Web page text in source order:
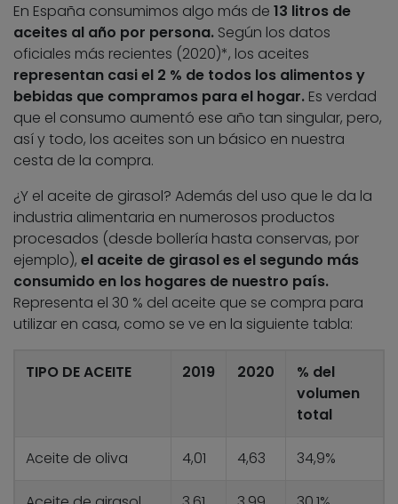
En España consumimos algo más de 13 litros de
aceites al año por persona. Según los datos
oficiales más recientes (2020)*, los aceites
representan casi el 2 % de todos los alimentos y
bebidas que compramos para el hogar. Es verdad
que el consumo aumentó ese año tan singular, pero,
así y todo, los aceites son un básico en nuestra
cesta de la compra.
¿Y el aceite de girasol? Además del uso que le da la
industria alimentaria en numerosos productos
procesados (desde bollería hasta conservas, por
ejemplo), el aceite de girasol es el segundo más
consumido en los hogares de nuestro país.
Representa el 30 % del aceite que se compra para
utilizar en casa, como se ve en la siguiente tabla:
TIPO DE ACEITE 2019 2020
% del
volumen
total
Aceite de oliva 4,01 4,63 34,9%